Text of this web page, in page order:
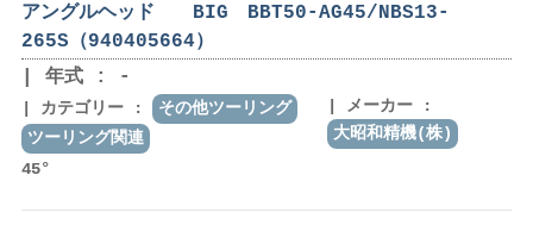
アングルヘッド BIG BBT50-AG45/NBS13-
265S（940405664）
年式 : -
カテゴリー :
その他ツーリング
ツーリング関連
メーカー :
大昭和精機(株)
45°